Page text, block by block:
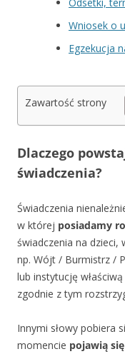
Wniosek o
Egzekucja
Zawartość strony
Dlaczego
świadczenia?
Świadczenia
w której posiadamy
świadczenia na dzieci,
np. Wójt / Burmistrz /
lub instytucję
zgodnie z tym
Innymi słowy pobiera
momencie pojawią